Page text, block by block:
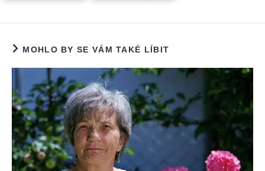
MOHLO BY SE VÁM TAKÉ LÍBIT